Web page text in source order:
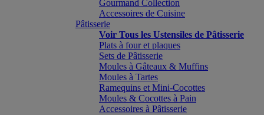
Gourmand Collection
Accessoires de Cuisine
Pâtisserie
Voir Tous les Ustensiles de Pâtisserie
Plats à four et plaques
Sets de Pâtisserie
Moules à Gâteaux & Muffins
Moules à Tartes
Ramequins et Mini-Cocottes
Moules & Cocottes à Pain
Accessoires à Pâtisserie